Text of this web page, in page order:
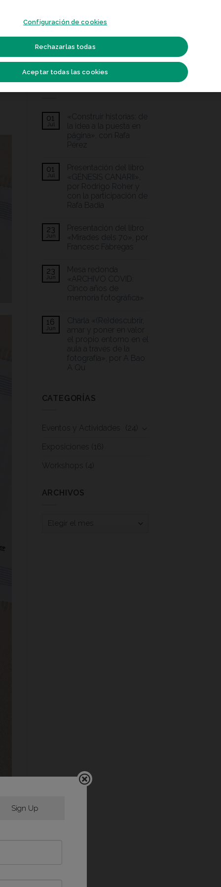
ESTUDIO DE FOTOGRAFÍA WONDER EXPO CONTACTO
01
Jul
«Construir historias: de
la idea a la puesta en
página», con Rafa
Pérez
01
Jul
Presentación del libro
«GÉNESIS CANARII»,
por Rodrigo Roher y
con la participación de
Rafa Badia
23
Jun
Presentación del libro
«Mirades dels 70», por
Francesc Fàbregas
23
Jun
Mesa redonda
«ARCHIVO COVID:
Cinco años de
memoria fotográfica»
16
Jun
Charla «(Re)descubrir,
amar y poner en valor
el propio entorno en el
aula a través de la
fotografía», por A Bao
A Qu
CATEGORÍAS
Eventos y Actividades
(24)
Exposiciones (16)
Workshops (4)
ARCHIVOS
Archivos
Sign Up
Configuración de cookies
Rechazarlas todas
Aceptar todas las cookies